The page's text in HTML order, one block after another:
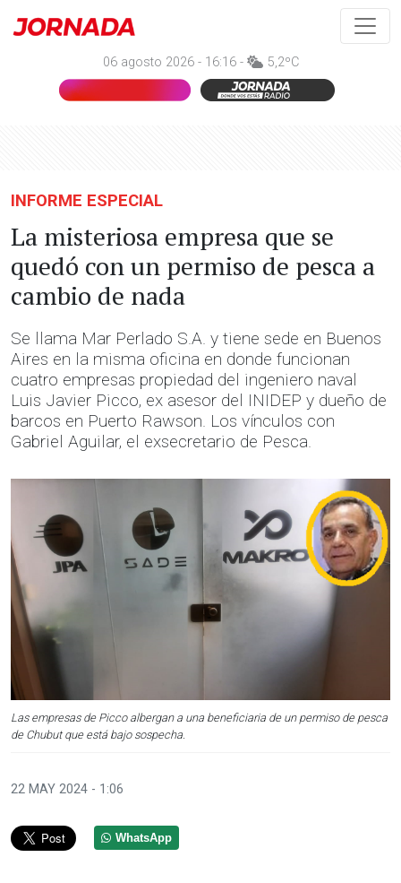
06 agosto 2026 - 16:16 - 5,2ºC
INFORME ESPECIAL
La misteriosa empresa que se
quedó con un permiso de pesca a
cambio de nada
Se llama Mar Perlado S.A. y tiene sede en Buenos
Aires en la misma oficina en donde funcionan
cuatro empresas propiedad del ingeniero naval
Luis Javier Picco, ex asesor del INIDEP y dueño de
barcos en Puerto Rawson. Los vínculos con
Gabriel Aguilar, el exsecretario de Pesca.
Las empresas de Picco albergan a una beneficiaria de un permiso de pesca
de Chubut que está bajo sospecha.
22 MAY 2024 - 1:06
WhatsApp